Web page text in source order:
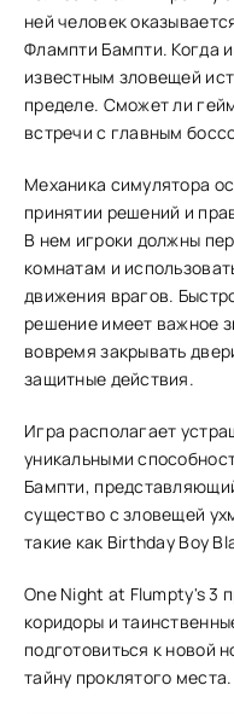
ней человек
Флампти Бампти. Когда
известным зловещей
пределе. Сможет ли
встречи с главным
Механика симулятора
принятии решений и
В нем игроки должны
комнатам и
движения врагов.
решение имеет важное
вовремя закрывать
защитные действия.
Игра располагает
уникальными
Бампти,
существо с зловещей
такие как Birthday Boy
One Night at Flumpty's 3
коридоры и
подготовиться к новой
тайну проклятого места.